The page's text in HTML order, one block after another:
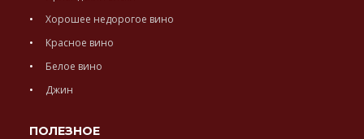
Хорошее недорогое вино
Красное вино
Белое вино
Джин
ПОЛЕЗНОЕ